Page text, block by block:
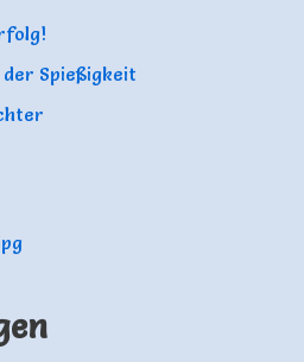
der Spießigkeit